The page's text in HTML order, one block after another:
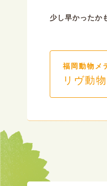
少し早かったか
福岡動物メ
リヴ動